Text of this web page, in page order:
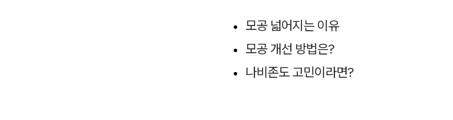
모공 넓어지는 이유
모공 개선 방법은?
나비존도 고민이라면?